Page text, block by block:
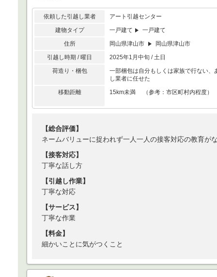
依頼した引越し業者
アート引越センター
建物タイプ
一戸建て
一戸建て
住所
岡山県津山市
岡山県津山市
引越し時期 / 曜日
2025年1月中旬 / 土日
荷造り・梱包
一部梱包は自分もしくは家族で行ない、
し業者に任せた
移動距離
15km未満 （参考：市区町村内程度）
【総合評価】
ネームバリューに捉われず一人一人の接客対応の教育が
【接客対応】
丁寧な話し方
【引越し作業】
丁寧な対応
【サービス】
丁寧な作業
【料金】
細かいことに気がつくこと